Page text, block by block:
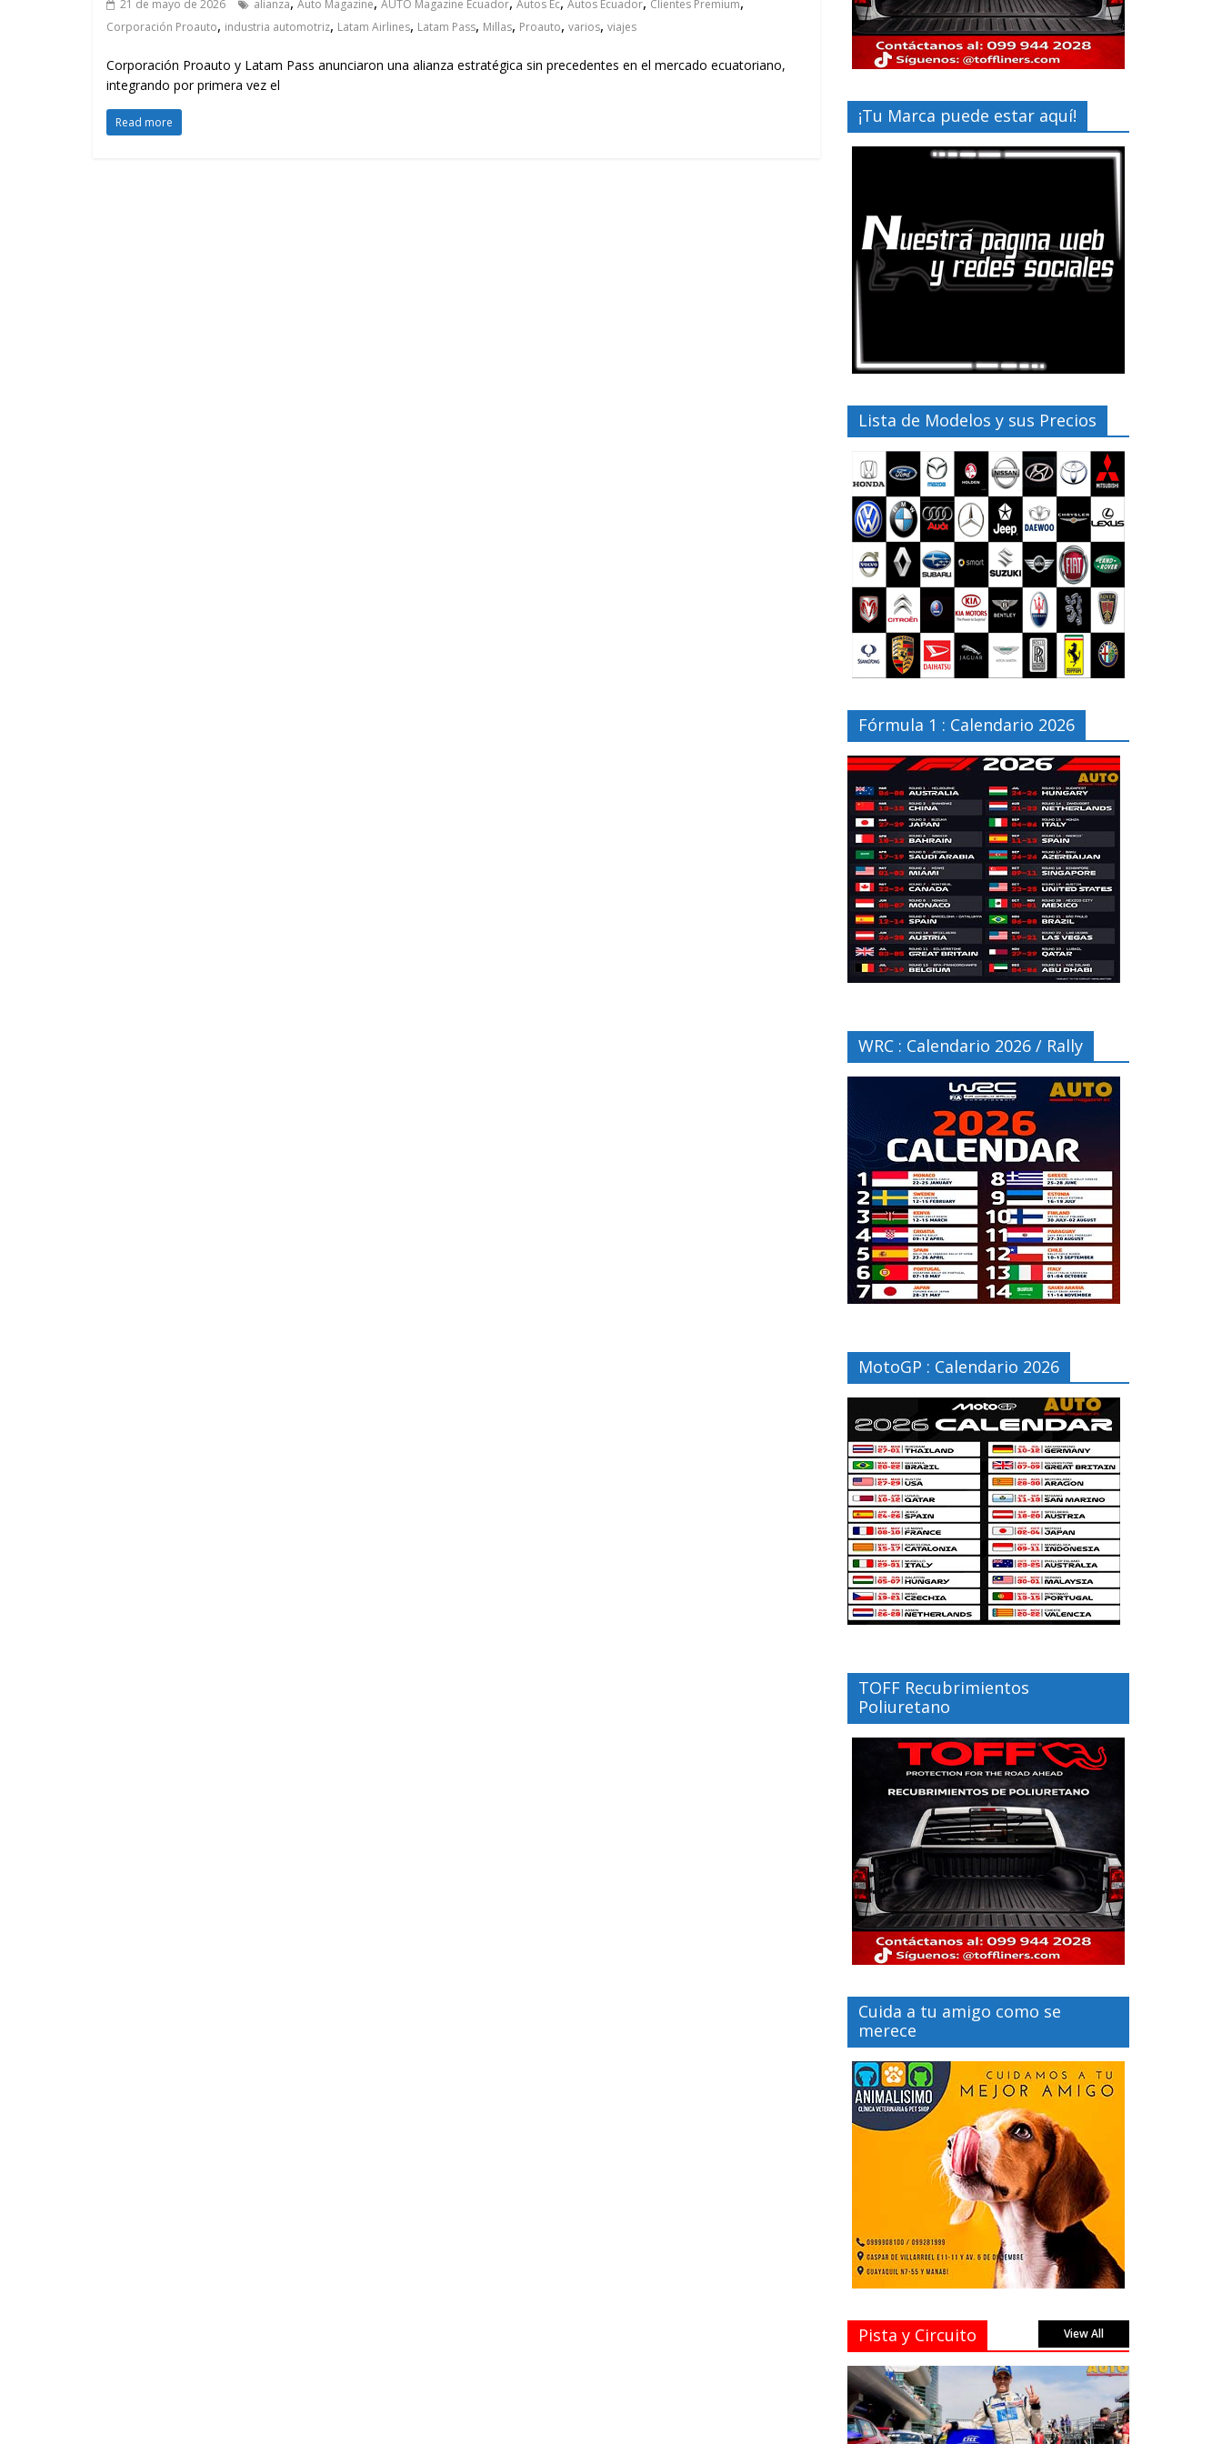
21 de mayo de 2026 alianza Auto Magazine AUTO Magazine Ecuador Autos Ec Autos Ecuador Clientes Premium
Corporación Proauto, industria automotriz, Latam Airlines, Latam Pass, Millas, Proauto, varios, viajes
Corporación Proauto y Latam Pass anunciaron una alianza estratégica sin precedentes en el mercado ecuatoriano,
integrando por primera vez el
Read more ¡Tu Marca puede estar aquí!
Lista de Modelos y sus Precios
Fórmula 1 : Calendario 2026
WRC : Calendario 2026 / Rally
MotoGP : Calendario 2026
TOFF Recubrimientos
Poliuretano
Cuida a tu amigo como se
merece
Pista y Circuito View All